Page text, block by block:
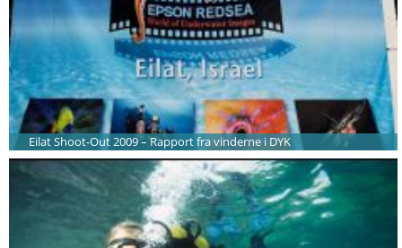
Eilat Shoot-Out 2009 – Rapport fra vinderne i DYK